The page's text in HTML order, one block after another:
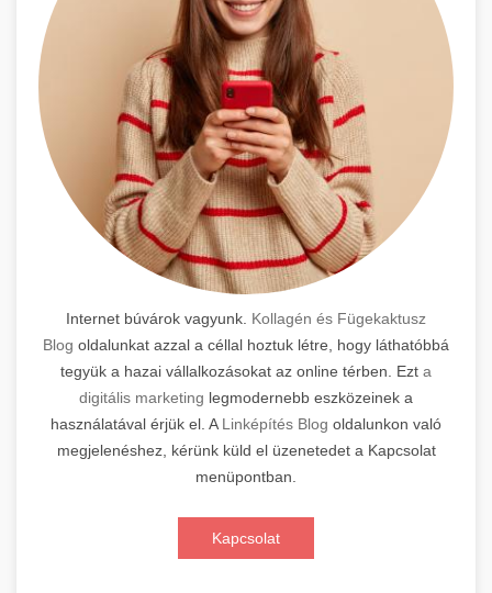
Internet búvárok vagyunk. Kollagén és Fügekaktusz
Blog oldalunkat azzal a céllal hoztuk létre, hogy láthatóbbá
tegyük a hazai vállalkozásokat az online térben. Ezt a
digitális marketing legmodernebb eszközeinek a
használatával érjük el. A Linképítés Blog oldalunkon való
megjelenéshez, kérünk küld el üzenetedet a Kapcsolat
menüpontban.
Kapcsolat